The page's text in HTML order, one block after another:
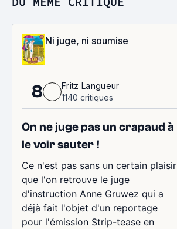
Ni juge, ni soumise
8
Fritz Langueur
1140 critiques
On ne juge pas un crapaud à
le voir sauter !
Ce n'est pas sans un certain plaisir
que l'on retrouve le juge
d'instruction Anne Gruwez qui a
déjà fait l'objet d'un reportage
pour l'émission Strip-tease en